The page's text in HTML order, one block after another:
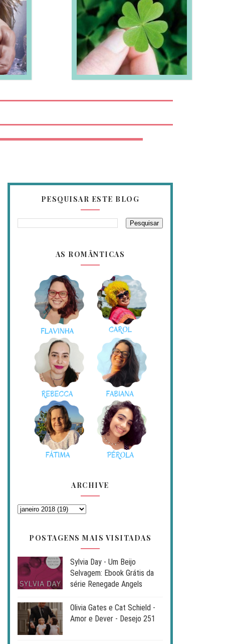
LEIA MAIS
PESQUISAR ESTE BLOG
AS ROMÂNTICAS
ARCHIVE
POSTAGENS MAIS VISITADAS
Sylvia Day - Um Beijo
Selvagem: Ebook Grátis da
série Renegade Angels
Olivia Gates e Cat Schield -
Amor e Dever - Desejo 251